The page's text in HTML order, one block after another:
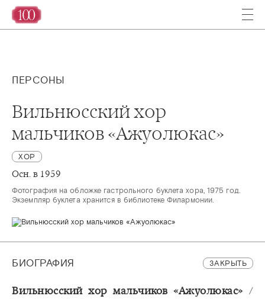
ПЕРСОНЫ
Вильнюсский хор
мальчиков «Ажуолюкас»
ХОР
Осн. в 1959
Фотография на обложке гастрольного буклета хора, 1975 год.
Экземпляр буклета хранится в библиотеке Филармонии.
БИОГРАФИЯ ЗАКРЫТЬ
Вильнюсский хор мальчиков «Ажуолюкас» /